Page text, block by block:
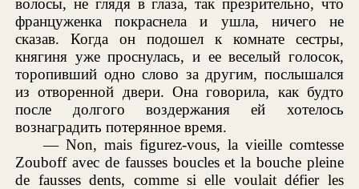
волосы, не глядя в глаза, так презрительно, что
француженка покраснела и ушла, ничего не
сказав. Когда он подошел к комнате сестры,
княгиня уже проснулась, и ее веселый голосок,
торопивший одно слово за другим, послышался
из отворенной двери. Она говорила, как будто
после долгого воздержания ей хотелось
вознаградить потерянное время.
— Non, mais figurez-vous, la vieille comtesse
Zouboff avec de fausses boucles et la bouche pleine
de fausses dents, comme si elle voulait défier les